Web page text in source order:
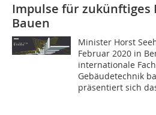
Impulse für zukünftiges
Bauen
Minister Horst
Februar 2020 in
internationale
Gebäudetechnik
präsentiert sich